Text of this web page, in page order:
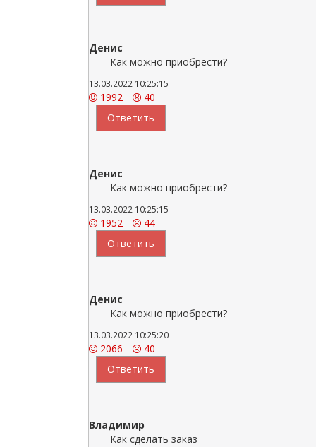
Денис
Как можно приобрести?
13.03.2022 10:25:15
1992
40
Ответить
Денис
Как можно приобрести?
13.03.2022 10:25:15
1952
44
Ответить
Денис
Как можно приобрести?
13.03.2022 10:25:20
2066
40
Ответить
Владимир
Как сделать заказ